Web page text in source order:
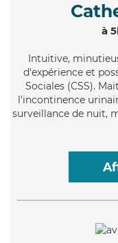
à
Intuitive,
d'expérience et
Sociales (CSS).
l'incontinence
surveillance de nuit,